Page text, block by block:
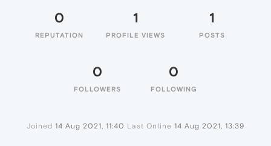
0
REPUTATION
1
PROFILE VIEWS
1
POSTS
0
FOLLOWERS
0
FOLLOWING
Joined 14 Aug 2021, 11:40 Last Online 14 Aug 2021, 13:39